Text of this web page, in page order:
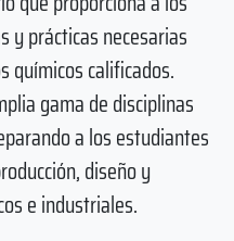
y prácticas necesarias
químicos calificados.
gama de disciplinas
a los estudiantes
diseño y
e industriales.